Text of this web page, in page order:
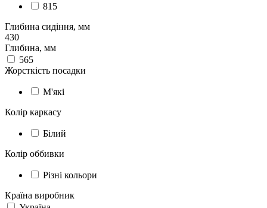
815
Глибина сидіння, мм
430
Глибина, мм
565
Жорсткість посадки
М'які
Колір каркасу
Білий
Колір оббивки
Різні кольори
Країна виробник